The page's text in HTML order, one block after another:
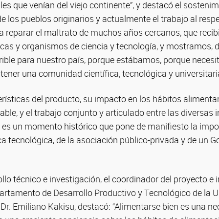
que venían del viejo continente”, y destacó el
los pueblos originarios y actualmente el trabajo al
reparar el maltrato de muchos años cercanos, que
y organismos de ciencia y tecnología, y mostramos,
para nuestro país, porque estábamos, porque
una comunidad científica, tecnológica y
del producto, su impacto en los hábitos
y el trabajo conjunto y articulado entre las diversas
es un momento histórico que pone de manifiesto la
tecnológica, de la asociación público-privada y de un
técnico e investigación, el coordinador del proyecto e
de Desarrollo Productivo y Tecnológico de la
Emiliano Kakisu, destacó: “Alimentarse bien es una